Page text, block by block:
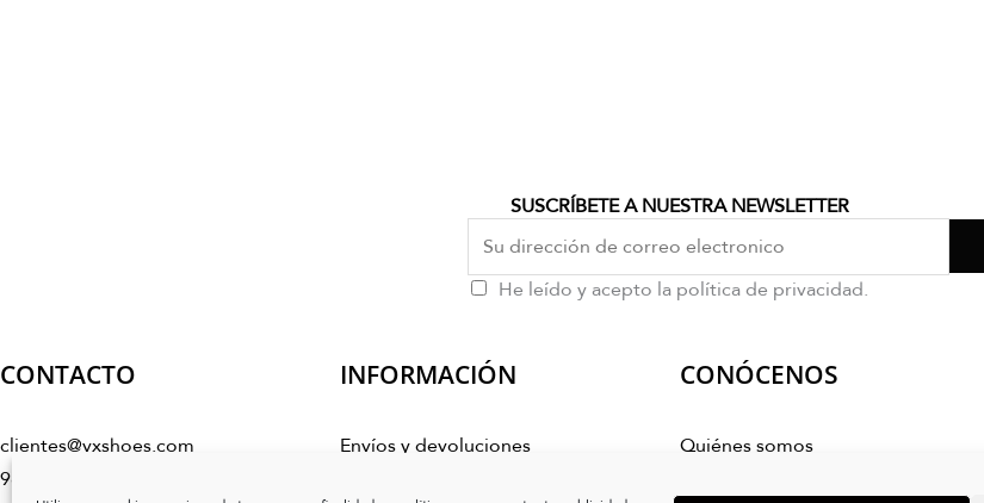
SUSCRÍBETE A NUESTRA NEWSLETTER
He leído y acepto la política de privacidad.
CONTACTO
clientes@vxshoes.com
986 17 50 04
INFORMACIÓN
Envíos y devoluciones
CONÓCENOS
Quiénes somos